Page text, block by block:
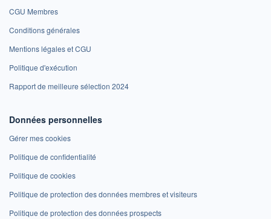
CGU Membres
Conditions générales
Mentions légales et CGU
Politique d'exécution
Rapport de meilleure sélection 2024
Données personnelles
Gérer mes cookies
Politique de confidentialité
Politique de cookies
Politique de protection des données membres et visiteurs
Politique de protection des données prospects